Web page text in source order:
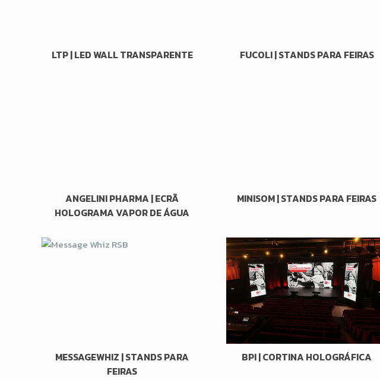
LTP | LED WALL TRANSPARENTE FUCOLI | STANDS PARA FEIRAS
ANGELINI PHARMA | ECRÃ
HOLOGRAMA VAPOR DE ÁGUA
MINISOM | STANDS PARA FEIRAS
MESSAGEWHIZ | STANDS PARA
FEIRAS
BPI | CORTINA HOLOGRÁFICA